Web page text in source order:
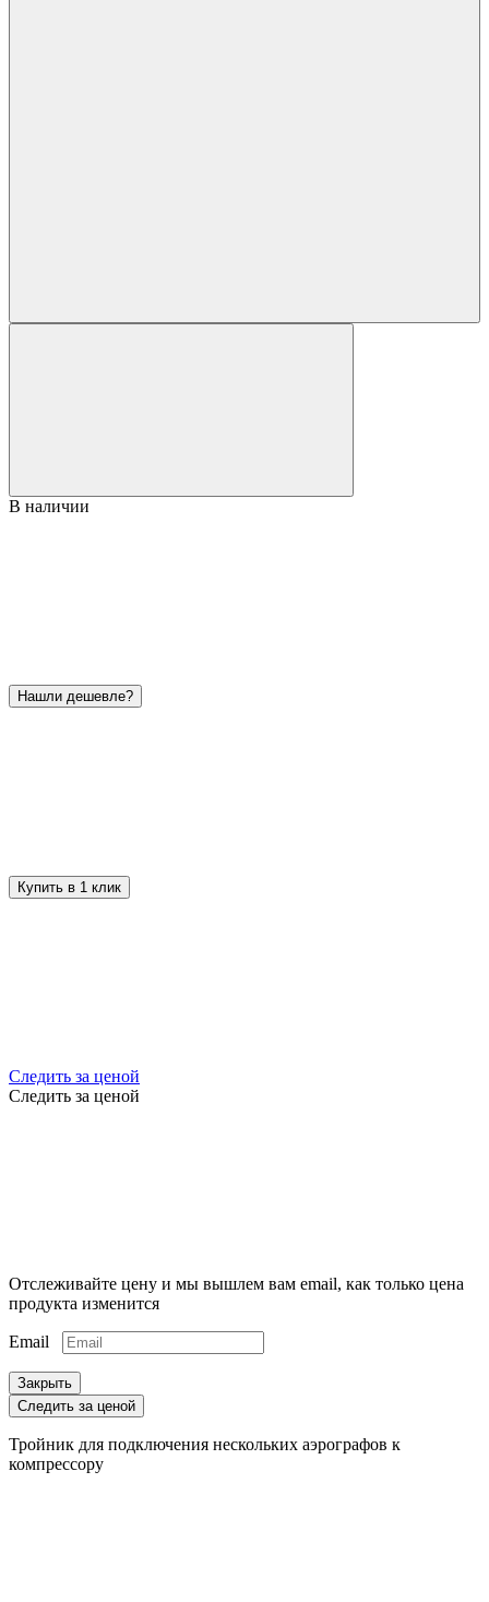
В наличии
Нашли дешевле?
Купить в 1 клик
Следить за ценой
Следить за ценой
Отслеживайте цену и мы вышлем вам email, как только цена
продукта изменится
Email
Закрыть
Следить за ценой
Тройник для подключения нескольких аэрографов к
компрессору